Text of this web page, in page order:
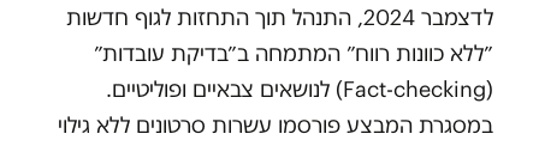
לדצמבר 2024, התנהל תוך התחזות לגוף חדשות
״ללא כוונות רווח״ המתמחה ב״בדיקת עובדות״
(Fact-checking) לנושאים צבאיים ופוליטיים.
במסגרת המבצע פורסמו עשרות סרטונים ללא גילוי